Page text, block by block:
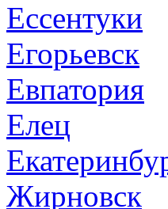
Ессентуки
Егорьевск
Евпатория
Елец
Жирновск